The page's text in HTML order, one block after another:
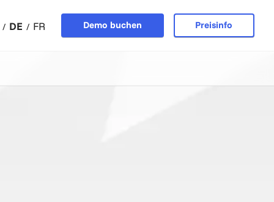
DE FR Demo buchen Preisinfo